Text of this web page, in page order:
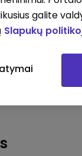
galite
Slapukų